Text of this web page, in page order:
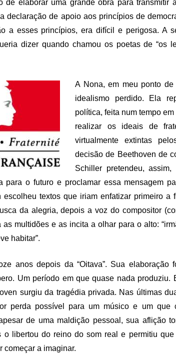
de elaborar uma grande obra para transmitir
declaração de apoio aos princípios de
a esses princípios, era difícil e perigosa. A
dizer quando chamou os poetas de “os
A Nona, em meu ponto
idealismo perdido. Ela
política, feita num tempo
realizar os ideais de
virtualmente extintas
decisão de Beethoven de
Schiller pretendeu,
para o futuro e proclamar essa mensagem
escolheu textos que iriam enfatizar primeiro a
da alegria, depois a voz do compositor
multidões e as incita a olhar para o alto:
habitar”.
anos depois da “Oitava”. Sua
Um período em que quase nada produziu.
surgiu da tragédia privada. Nas últimas
perda possível para um músico e um que
de uma maldição pessoal, sua aflição
o libertou do reino do som real e permitiu
começar a imaginar.